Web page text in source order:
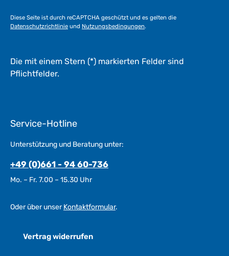
g
Diese Seite ist durch reCAPTCHA geschützt und es gelten die
Datenschutzrichtlinie und Nutzungsbedingungen.
Die mit einem Stern (*) markierten Felder sind
Pflichtfelder.
Service-Hotline
Unterstützung und Beratung unter:
+49 (0)661 - 94 60-736
Mo. – Fr. 7.00 – 15.30 Uhr
Oder über unserKontaktformular.
Vertrag widerrufen